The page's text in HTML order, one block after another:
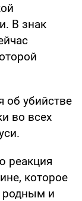
В знак
об убийстве
во всех
реакция
которое
родным и